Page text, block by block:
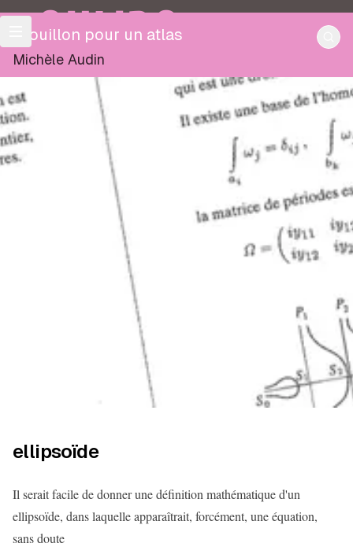
OULIPO
Brouillon pour un atlas
Michèle Audin
ellipsoïde
Il serait facile de donner une définition mathématique d'un
ellipsoïde, dans laquelle apparaîtrait, forcément, une équation,
sans doute